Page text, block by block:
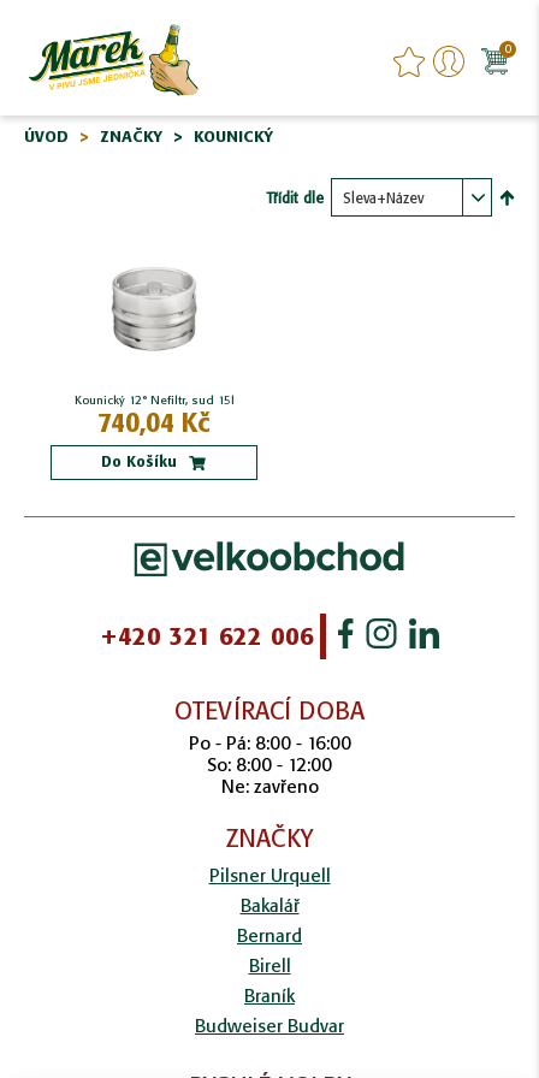
0
ÚVOD ZNAČKY KOUNICKÝ
Třídit dle
Kounický 12° Nefiltr, sud 15l
740,04 Kč
Do Košíku
+420 321 622 006
OTEVÍRACÍ DOBA
Po - Pá: 8:00 - 16:00
So: 8:00 - 12:00
Ne: zavřeno
ZNAČKY
Pilsner Urquell
Bakalář
Bernard
Birell
Braník
Budweiser Budvar